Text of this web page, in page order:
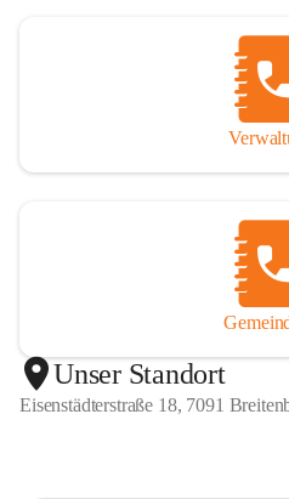
Unser Standort
Eisenstädterstraße 18, 7091